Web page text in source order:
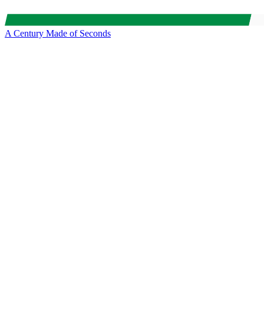
A Century Made of Seconds